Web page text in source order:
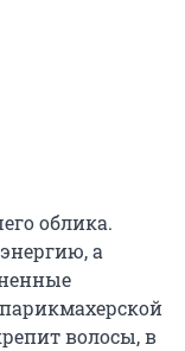
облика.
а
волосы, в